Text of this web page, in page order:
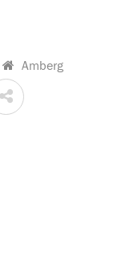
Amberg